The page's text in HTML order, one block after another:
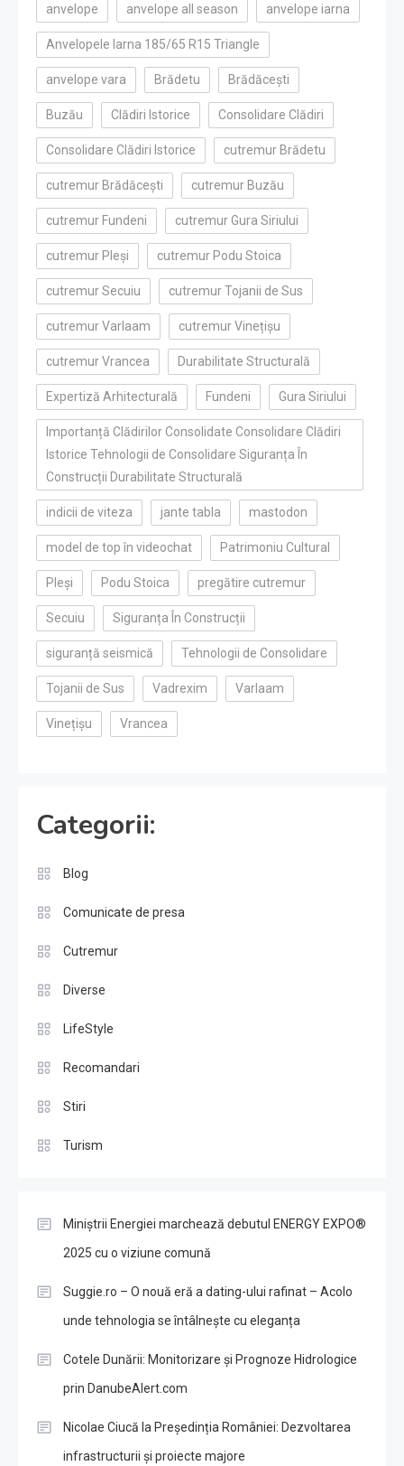
anvelope anvelope all season anvelope iarna
Anvelopele Iarna 185/65 R15 Triangle
anvelope vara Brădetu Brădăcești
Buzău Clădiri Istorice Consolidare Clădiri
Consolidare Clădiri Istorice cutremur Brădetu
cutremur Brădăcești cutremur Buzău
cutremur Fundeni cutremur Gura Siriului
cutremur Pleși cutremur Podu Stoica
cutremur Secuiu cutremur Tojanii de Sus
cutremur Varlaam cutremur Vinețișu
cutremur Vrancea Durabilitate Structurală
Expertiză Arhitecturală Fundeni Gura Siriului
Importanță Clădirilor Consolidate Consolidare Clădiri
Istorice Tehnologii de Consolidare Siguranța În
Construcții Durabilitate Structurală
indicii de viteza jante tabla mastodon
model de top în videochat Patrimoniu Cultural
Pleși Podu Stoica pregătire cutremur
Secuiu Siguranța În Construcții
siguranță seismică Tehnologii de Consolidare
Tojanii de Sus Vadrexim Varlaam
Vinețișu Vrancea
Categorii:
Blog
Comunicate de presa
Cutremur
Diverse
LifeStyle
Recomandari
Stiri
Turism
Miniștrii Energiei marchează debutul ENERGY EXPO®
2025 cu o viziune comună
Suggie.ro – O nouă eră a dating-ului rafinat – Acolo
unde tehnologia se întâlnește cu eleganța
Cotele Dunării: Monitorizare și Prognoze Hidrologice
prin DanubeAlert.com
Nicolae Ciucă la Președinția României: Dezvoltarea
infrastructurii și proiecte majore